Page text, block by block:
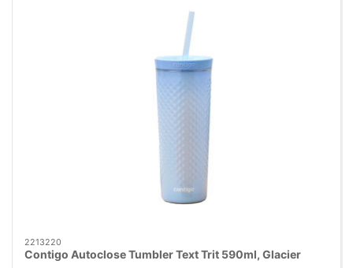
2213220
Contigo Autoclose Tumbler Text Trit 590ml, Glacier